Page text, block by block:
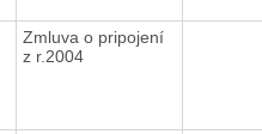
Zmluva o pripojení
z r.2004